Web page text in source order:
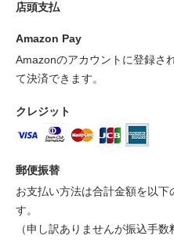
店頭支払
Amazon Pay
Amazonのアカウントに登録さ
て決済できます。
クレジット
郵便振替
お支払い方法は合計金額を以
す。
（申し訳ありませんが振込手